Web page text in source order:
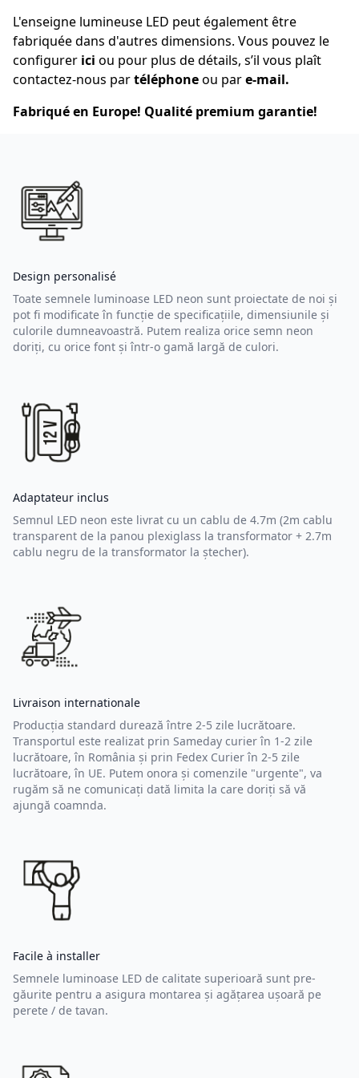
L'enseigne lumineuse LED peut également être
fabriquée dans d'autres dimensions. Vous pouvez le
configurer ici ou pour plus de détails, s’il vous plaît
contactez-nous partéléphoneou pare-mail.
Fabriqué en Europe! Qualité premium garantie!
Design personalisé
Toate semnele luminoase LED neon sunt proiectate de noi și
pot fi modificate în funcție de specificațiile, dimensiunile și
culorile dumneavoastră. Putem realiza orice semn neon
doriți, cu orice font și într-o gamă largă de culori.
Adaptateur inclus
Semnul LED neon este livrat cu un cablu de 4.7m (2m cablu
transparent de la panou plexiglass la transformator + 2.7m
cablu negru de la transformator la ștecher).
Livraison internationale
Producția standard durează între 2-5 zile lucrătoare.
Transportul este realizat prin Sameday curier în 1-2 zile
lucrătoare, în România și prin Fedex Curier în 2-5 zile
lucrătoare, în UE. Putem onora și comenzile "urgente", va
rugăm să ne comunicați dată limita la care doriți să vă
ajungă coamnda.
Facile à installer
Semnele luminoase LED de calitate superioară sunt pre-
găurite pentru a asigura montarea și agățarea ușoară pe
perete / de tavan.